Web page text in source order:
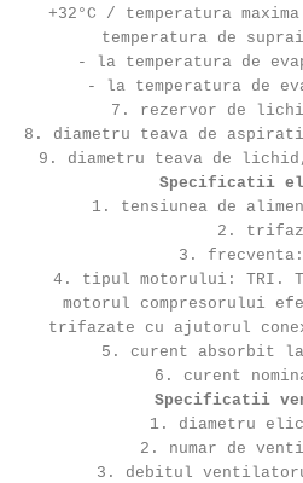
+32°C / temperatura
temperatura de
- la temperatura de
- la temperatura de
7. rezervor de
8. diametru teava de
9. diametru teava de
Specificatii
1. tensiunea de
2.
3. frecventa:
4. tipul motorului: TRI.
motorul compresorului
trifazate cu ajutorul
5. curent absorbit
6. curent
Specificatii
1. diametru
2. numar de
3. debitul